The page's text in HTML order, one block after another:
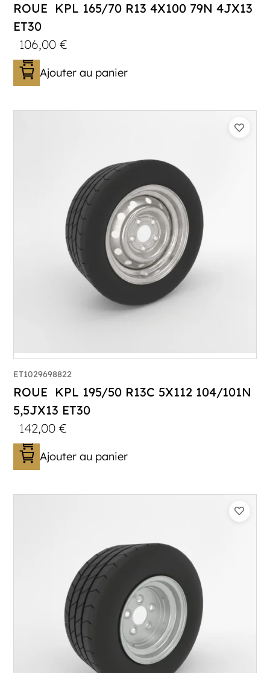
ROUE KPL 165/70 R13 4X100 79N 4JX13
ET30
106,00€
Ajouter au panier
ET1029698822
ROUE KPL 195/50 R13C 5X112 104/101N
5,5JX13 ET30
142,00€
Ajouter au panier